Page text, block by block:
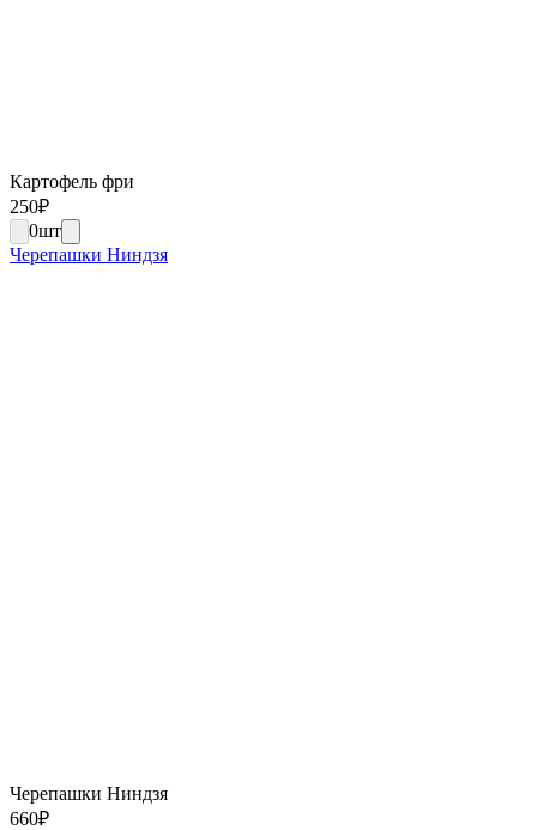
Картофель фри
250₽
0шт
Черепашки Ниндзя
Черепашки Ниндзя
660₽